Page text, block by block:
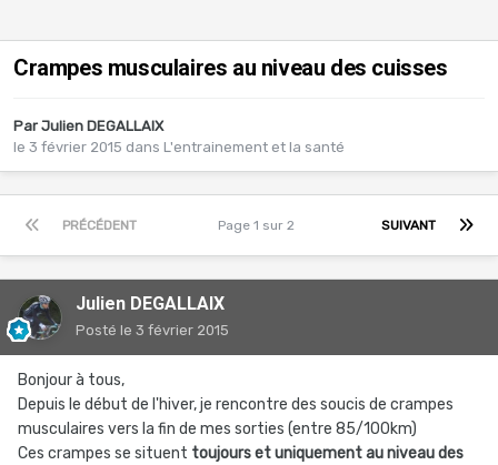
Crampes musculaires au niveau des cuisses
Par Julien DEGALLAIX
le 3 février 2015 dans L'entrainement et la santé
PRÉCÉDENT SUIVANT
Page 1 sur 2
Julien DEGALLAIX
Posté le 3 février 2015
Bonjour à tous,
Depuis le début de l'hiver, je rencontre des soucis de crampes
musculaires vers la fin de mes sorties (entre 85/100km)
Ces crampes se situent toujours et uniquement au niveau des